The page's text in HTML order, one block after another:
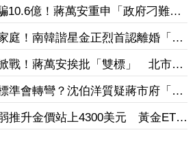
10.6億！蔣萬安重申「政府刁難民
：「說一個謊要用千萬個謊來
庭！南韓諧星金正烈首認離婚「分
感謝台僑前妻仍照顧
戰！蔣萬安挨批「雙標」 北市府
件根本不同
準會轉彎？沈伯洋質疑蔣市府「標
推升金價站上4300美元 黃金ETF
一周漲近9%